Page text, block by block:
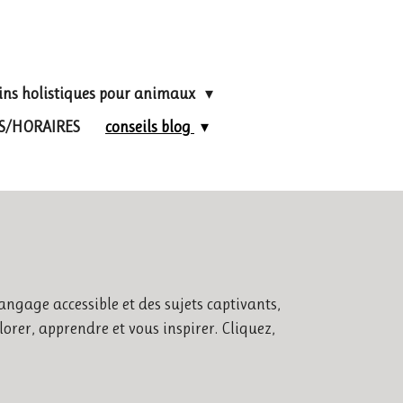
holistiques pour animaux
HORAIRES
conseils blog
accessible et des sujets captivants,
apprendre et vous inspirer. Cliquez,